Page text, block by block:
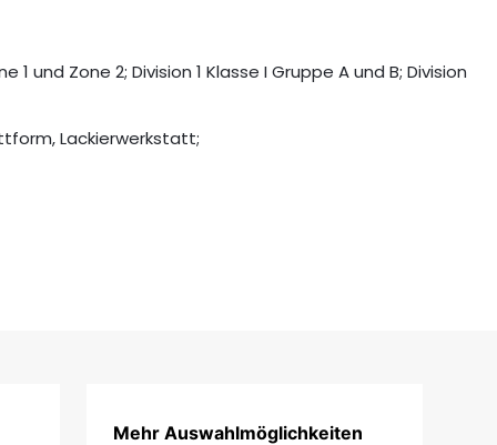
und Zone 2; Division 1 Klasse I Gruppe A und B; Division
Lackierwerkstatt;
Mehr Auswahlmöglichkeiten